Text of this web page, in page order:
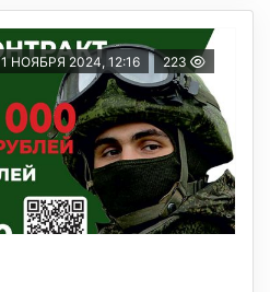
1 НОЯБРЯ 2024, 12:16 223